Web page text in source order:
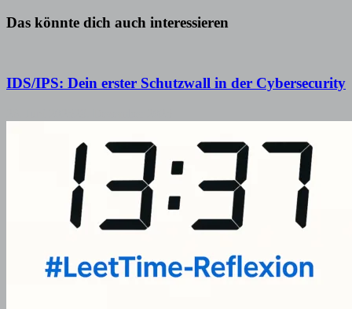
Das könnte dich auch interessieren
IDS/IPS: Dein erster Schutzwall in der Cybersecurity